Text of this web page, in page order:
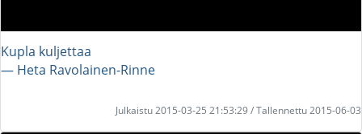
Kupla kuljettaa
― Heta Ravolainen-Rinne
Julkaistu 2015-03-25 21:53:29 / Tallennettu 2015-06-03